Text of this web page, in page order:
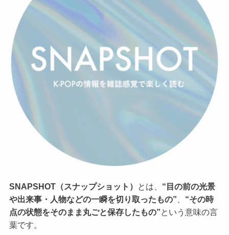
SNAPSHOT（スナップショット） とは、 “目の前の光景
や出来事・人物などの一瞬を切り取ったもの”
“その時
点の状態をそのまま丸ごと保存したもの” という意味の言
葉です。